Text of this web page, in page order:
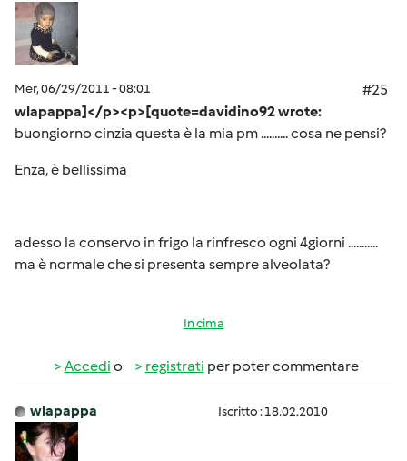
Mer, 06/29/2011 - 08:01
#25
wlapappa]</p><p>[quote=davidino92 wrote:
buongiorno cinzia questa è la mia pm .......... cosa ne pensi?
Enza, è bellissima
adesso la conservo in frigo la rinfresco ogni 4giorni ...........
ma è normale che si presenta sempre alveolata?
In cima
Accedi o registrati per poter commentare
wlapappa Iscritto : 18.02.2010